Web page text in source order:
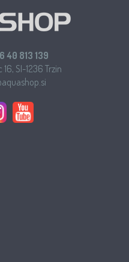
40 813 139
SI-1236 Trzin